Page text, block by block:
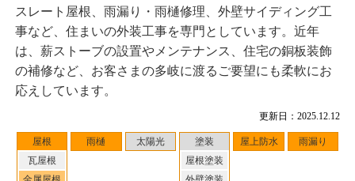
更新日：2025.12.12
屋根
瓦屋根
雨樋 太陽光
塗装
屋根塗装
屋上防水 雨漏り
スレート屋根、雨漏り・雨樋修理、外壁サイディング工
事など、住まいの外装工事を専門としています。近年
は、薪ストーブの設置やメンテナンス、住宅の銅板装飾
の補修など、お客さまの多岐に渡るご要望にも柔軟にお
応えしています。